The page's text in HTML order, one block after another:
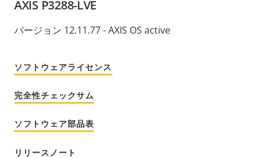
AXIS P3288-LVE
バージョン 12.11.77 - AXIS OS active
ソフトウェアライセンス
完全性チェックサム
ソフトウェア部品表
リリースノート